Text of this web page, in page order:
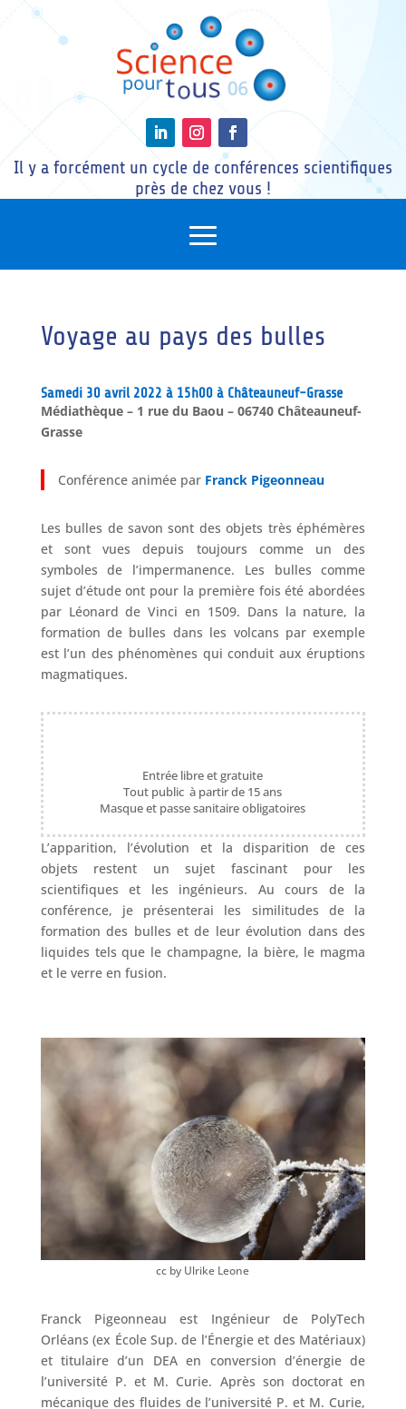
Il y a forcément un cycle de conférences scientifiques
près de chez vous !
Voyage au pays des bulles
Samedi 30 avril 2022 à 15h00 à Châteauneuf-Grasse
Médiathèque – 1 rue du Baou – 06740 Châteauneuf-
Grasse
Conférence animée par Franck Pigeonneau
Les bulles de savon sont des objets très éphémères
et sont vues depuis toujours comme un des
symboles de l’impermanence. Les bulles comme
sujet d’étude ont pour la première fois été abordées
par Léonard de Vinci en 1509. Dans la nature, la
formation de bulles dans les volcans par exemple
est l’un des phénomènes qui conduit aux éruptions
magmatiques.
Entrée libre et gratuite
Tout public à partir de 15 ans
Masque et passe sanitaire obligatoires
L’apparition, l’évolution et la disparition de ces
objets restent un sujet fascinant pour les
scientifiques et les ingénieurs. Au cours de la
conférence, je présenterai les similitudes de la
formation des bulles et de leur évolution dans des
liquides tels que le champagne, la bière, le magma
et le verre en fusion.
cc by Ulrike Leone
Franck Pigeonneau est Ingénieur de PolyTech
Orléans (ex École Sup. de l’Énergie et des Matériaux)
et titulaire d’un DEA en conversion d’énergie de
l’université P. et M. Curie. Après son doctorat en
mécanique des fluides de l’université P. et M. Curie,